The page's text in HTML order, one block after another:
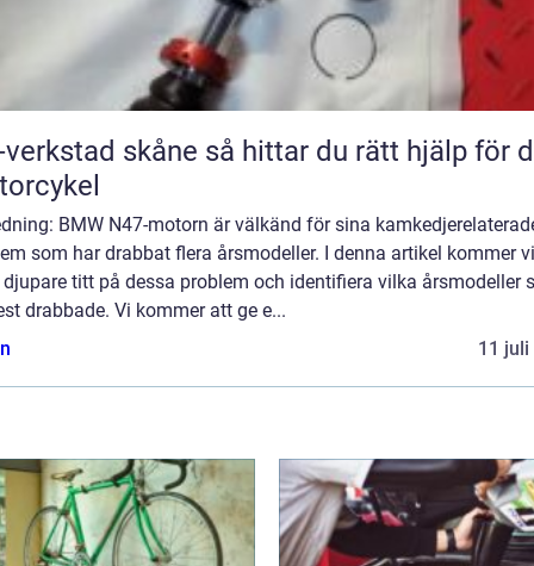
skåne så hittar du rätt hjälp för din
BMW N47-motorn är välkänd för sina
som har drabbat flera årsmodeller. I denna artikel kommer
djupare titt på dessa problem och identifiera vilka årsmodeller
drabbade. Vi kommer att ge e...
11 juli